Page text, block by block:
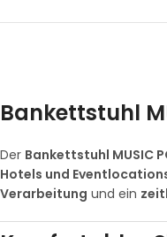
Bankettstuhl
Der Bankettstuhl MUSIC
Hotels und
Verarbeitung und ein